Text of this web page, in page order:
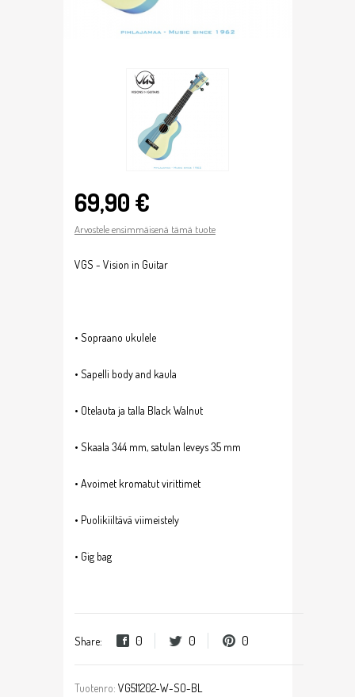
69,90 €
Arvostele ensimmäisenä tämä tuote
VGS - Vision in Guitar
• Sopraano ukulele
• Sapelli body and kaula
• Otelauta ja talla Black Walnut
• Skaala 344 mm, satulan leveys 35 mm
• Avoimet kromatut virittimet
• Puolikiiltävä viimeistely
• Gig bag
Share: 0 0 0
Tuotenro: VG511202-W-SO-BL